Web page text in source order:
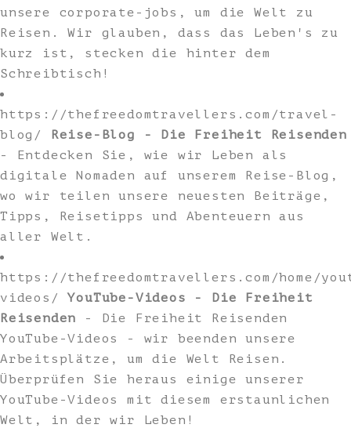
unsere corporate-jobs, um die Welt zu
Reisen. Wir glauben, dass das Leben's zu
kurz ist, stecken die hinter dem
Schreibtisch!
https://thefreedomtravellers.com/travel-
blog/
Reise-Blog - Die Freiheit Reisenden
- Entdecken Sie, wie wir Leben als
digitale Nomaden auf unserem Reise-Blog,
wo wir teilen unsere neuesten Beiträge,
Tipps, Reisetipps und Abenteuern aus
aller Welt.
https://thefreedomtravellers.com/home/
videos/YouTube-Videos - Die Freiheit
Reisenden - Die Freiheit Reisenden
YouTube-Videos - wir beenden unsere
Arbeitsplätze, um die Welt Reisen.
Überprüfen Sie heraus einige unserer
YouTube-Videos mit diesem erstaunlichen
Welt, in der wir Leben!